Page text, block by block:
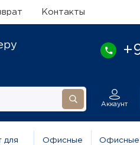
Контакты
Аккаунт
для
Офисные
Офисные